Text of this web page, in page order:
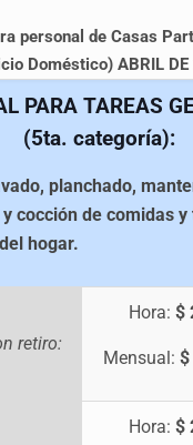
personal de Casas
Doméstico) ABRIL
PARA TAREAS
(5ta. categoría):
planchado,
cocción de comidas y
hogar.
retiro:
Hora: $
Mensual:
Hora: $